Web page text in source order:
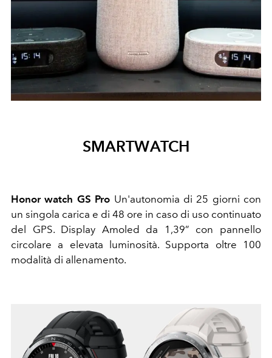
SMARTWATCH
Honor watch GS Pro Un'autonomia di 25 giorni con
un singola carica e di 48 ore in caso di uso continuato
del GPS. Display Amoled da 1,39” con pannello
circolare a elevata luminosità. Supporta oltre 100
modalità di allenamento.